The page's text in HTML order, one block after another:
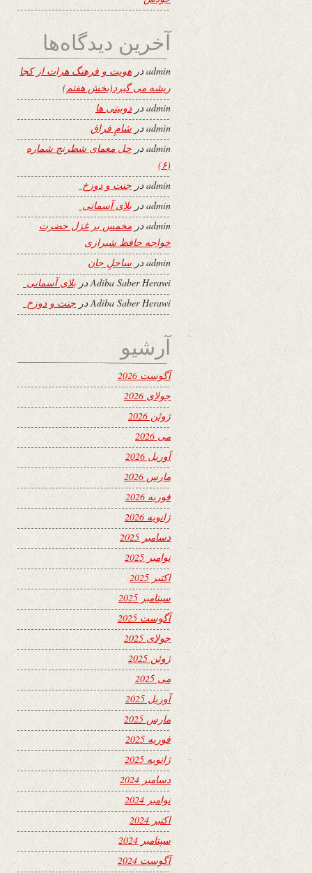
آخرین دیدگاه‌ها
adminدر هویت و فرهنگ هرات از کجا
ریشه می گیرد(بخش هفتم)
admin دردوبیتی ها
adminدر شامِ فراق
adminدر حل معمای شطرنج شماره
(۶)
adminدر جنت و دوزخ
adminدر بلای آسمانی
adminدر مخمس بر غزل حضرت
خواجه حافظ شیرازی
adminدر ساحلِ جان
Adiba Saber Herawiدر بلای آسمانی
Adiba Saber Herawiدر جنت و دوزخ
آرشیو
آگوست 2026
جولای 2026
ژوئن 2026
می 2026
آوریل 2026
مارس 2026
فوریه 2026
ژانویه 2026
دسامبر 2025
نوامبر 2025
اکتبر 2025
سپتامبر 2025
آگوست 2025
جولای 2025
ژوئن 2025
می 2025
آوریل 2025
مارس 2025
فوریه 2025
ژانویه 2025
دسامبر 2024
نوامبر 2024
اکتبر 2024
سپتامبر 2024
آگوست 2024